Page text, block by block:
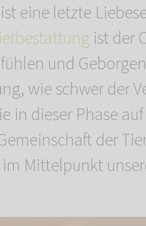
eine letzte
ist der
und
wie schwer der
in dieser Phase
der
Mittelpunkt